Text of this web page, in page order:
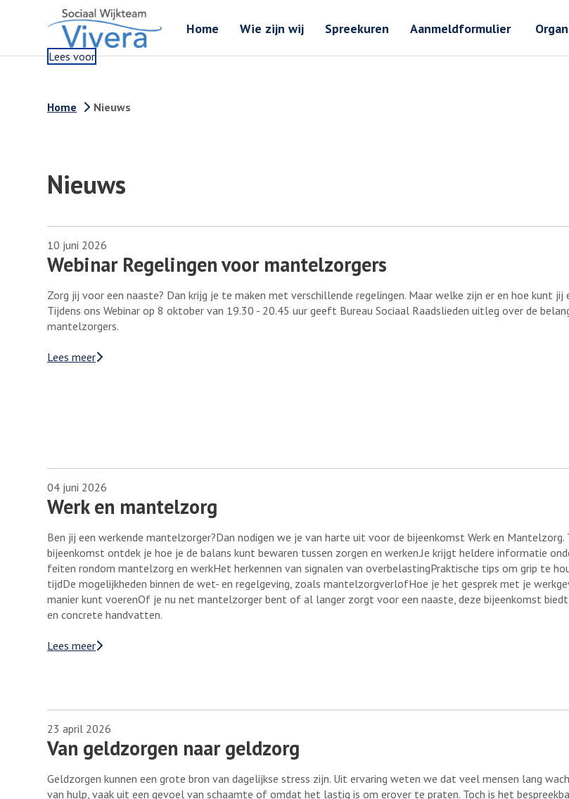
Home Wie zijn wij Spreekuren Aanmeldformulier
Lees voor
Home Nieuws
Nieuws
Webinar Regelingen voor mantelzorgers
10 juni 2026
Zorg jij voor een naaste? Dan krijg je te maken met verschillende regelingen. Maar welke zijn er en hoe kunt jij
Tijdens ons Webinar op 8 oktober van 19.30 - 20.45 uur geeft Bureau Sociaal Raadslieden uitleg over de
mantelzorgers.
Lees meer
Werk en mantelzorg
04 juni 2026
Ben jij een werkende mantelzorger?Dan nodigen we je van harte uit voor de bijeenkomst Werk en Mantelzorg.
bijeenkomst ontdek je hoe je de balans kunt bewaren tussen zorgen en werken.Je krijgt heldere informatie
feiten rondom mantelzorg en werkHet herkennen van signalen van overbelastingPraktische tips om grip te
tijdDe mogelijkheden binnen de wet- en regelgeving, zoals mantelzorgverlofHoe je het gesprek met je
manier kunt voerenOf je nu net mantelzorger bent of al langer zorgt voor een naaste, deze bijeenkomst biedt
en concrete handvatten.
Lees meer
Van geldzorgen naar geldzorg
23 april 2026
Geldzorgen kunnen een grote bron van dagelijkse stress zijn. Uit ervaring weten we dat veel mensen lang
van hulp, vaak uit een gevoel van schaamte of omdat het lastig is om erover te praten. Toch is het